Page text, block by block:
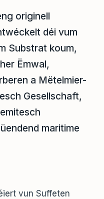
originell
déi vum
Substrat koum,
Ëmwal,
a Mëtelmier-
Gesellschaft,
maritime
vun Suffeten